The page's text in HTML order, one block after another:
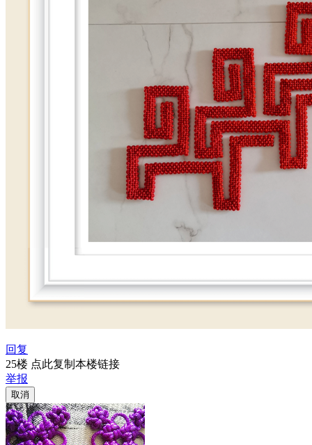
回复
25楼 点此复制本楼链接
举报
取消